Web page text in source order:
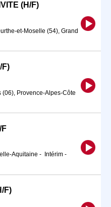
(H/F)
et-Moselle (54), Grand
F)
(06), Provence-Alpes-Côte
Aquitaine - Intérim -
F)